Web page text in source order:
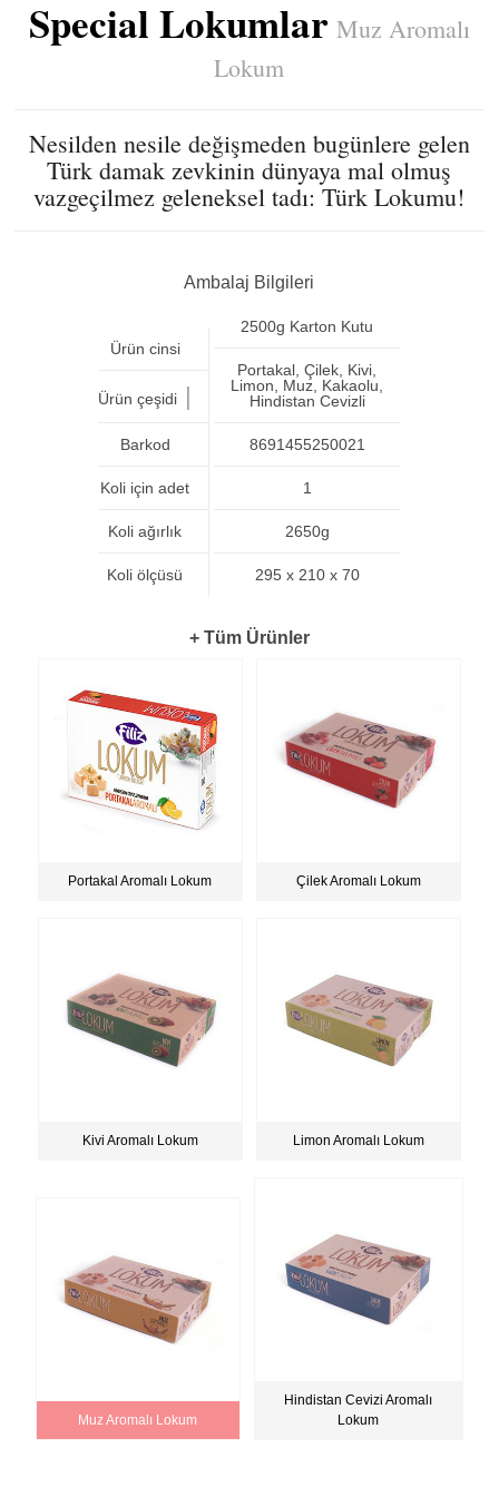
Special Lokumlar Muz Aromalı
Lokum
Nesilden nesile değişmeden bugünlere gelen
Türk damak zevkinin dünyaya mal olmuş
vazgeçilmez geleneksel tadı: Türk Lokumu!
Ambalaj Bilgileri
Ürün cinsi
Ürün çeşidi |
Barkod
Koli için adet
Koli ağırlık
Koli ölçüsü
2500g Karton Kutu
Portakal, Çilek, Kivi,
Limon, Muz, Kakaolu,
Hindistan Cevizli
8691455250021
1
2650g
295 x 210 x 70
+ Tüm Ürünler
Portakal Aromalı Lokum Çilek Aromalı Lokum
Kivi Aromalı Lokum Limon Aromalı Lokum
Muz Aromalı Lokum
Hindistan Cevizi Aromalı
Lokum